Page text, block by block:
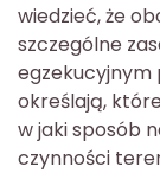
wiedzieć, że
szczególne
egzekucyjnym
określają,
w jaki sposób
czynności